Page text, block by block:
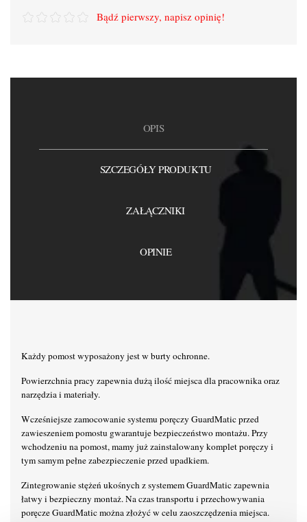
Bądź pierwszy, napisz opinię!
OPIS
SZCZEGÓŁY PRODUKTU
ZAŁĄCZNIKI
OPINIE
Każdy pomost wyposażony jest w burty ochronne.
Powierzchnia pracy zapewnia dużą ilość miejsca dla pracownika oraz
narzędzia i materiały.
Wcześniejsze zamocowanie systemu poręczy GuardMatic przed
zawieszeniem pomostu gwarantuje bezpieczeństwo montażu. Przy
wchodzeniu na pomost, mamy już zainstalowany komplet poręczy i
tym samym pełne zabezpieczenie przed upadkiem.
Zintegrowanie stężeń ukośnych z systemem GuardMatic zapewnia
łatwy i bezpieczny montaż. Na czas transportu i przechowywania
poręcze GuardMatic można złożyć w celu zaoszczędzenia miejsca.